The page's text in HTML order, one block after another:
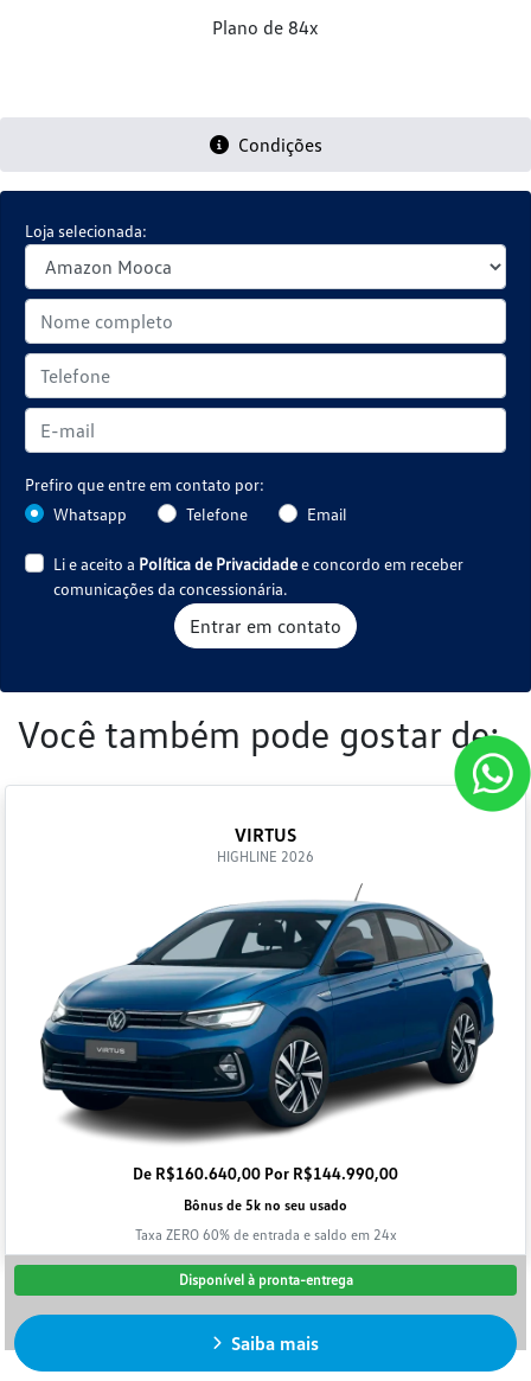
Plano de 84x
Condições
Loja selecionada:
Prefiro que entre em contato por:
Whatsapp
Telefone Email
Li e aceito a Política de Privacidadee concordo em receber
comunicações da concessionária.
Entrar em contato
Você também pode gostar de:
VIRTUS
HIGHLINE 2026
De R$160.640,00 Por R$144.990,00
Bônus de 5k no seu usado
Taxa ZERO 60% de entrada e saldo em 24x
Disponível à pronta-entrega
Saiba mais